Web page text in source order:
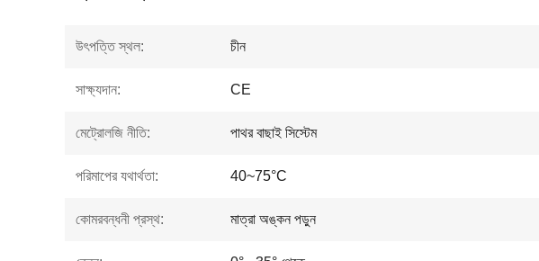
উৎপত্তি স্থল: চীন
সাক্ষ্যদান: CE
মেট্রোলজি নীতি: পাথর বাছাই সিস্টেম
পরিমাপের যথার্থতা: 40~75°C
কোমরবন্ধনী প্রস্থ: মাত্রা অঙ্কন পড়ুন